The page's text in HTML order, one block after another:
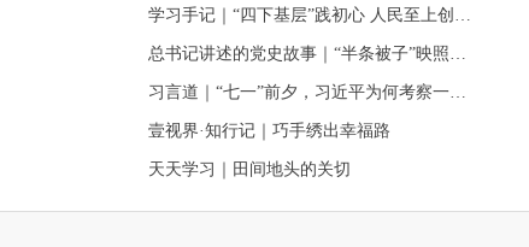
壹视界·知行记｜巧手绣出幸福路
天天学习｜田间地头的关切